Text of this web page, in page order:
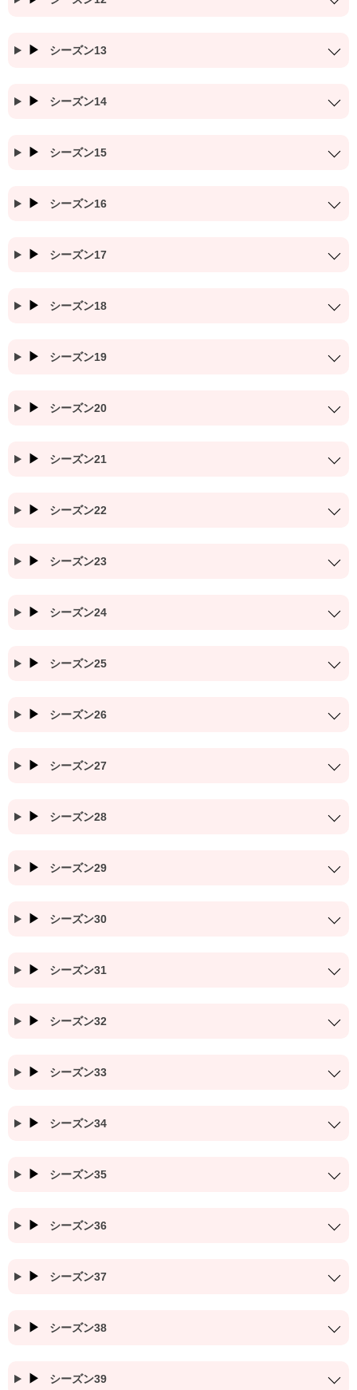
シーズン13
シーズン14
シーズン15
シーズン16
シーズン17
シーズン18
シーズン19
シーズン20
シーズン21
シーズン22
シーズン23
シーズン24
シーズン25
シーズン26
シーズン27
シーズン28
シーズン29
シーズン30
シーズン31
シーズン32
シーズン33
シーズン34
シーズン35
シーズン36
シーズン37
シーズン38
シーズン39